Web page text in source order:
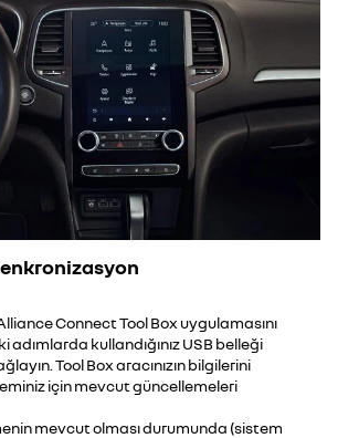
Connect Tool Box uygulamasını
adımlarda kullandığınız USB belleği
Tool Box aracınızın bilgilerini
için mevcut güncellemeleri
mevcut olması durumunda (sistem